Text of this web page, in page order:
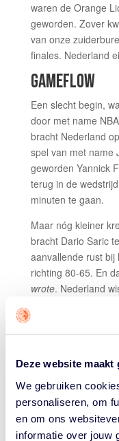
Deze website
We gebruiken
personaliseren, om
en om ons
informatie over jouw
waren de Orange
geworden. Zover
van onze
finales. Nederland
GAMEFLOW
Een slecht begin,
door met name
bracht Nederland
spel van met name
geworden Yannick
terug in de
minuten te gaan.
Maar nóg kleiner
bracht Dario Saric
aanvallende rust bij
richting 80-65. En
wrote. Nederland
nog wel hele
maar maakte nooit
Nederland moet op
team volgende
op dat vraagstuk
nog geen kwart